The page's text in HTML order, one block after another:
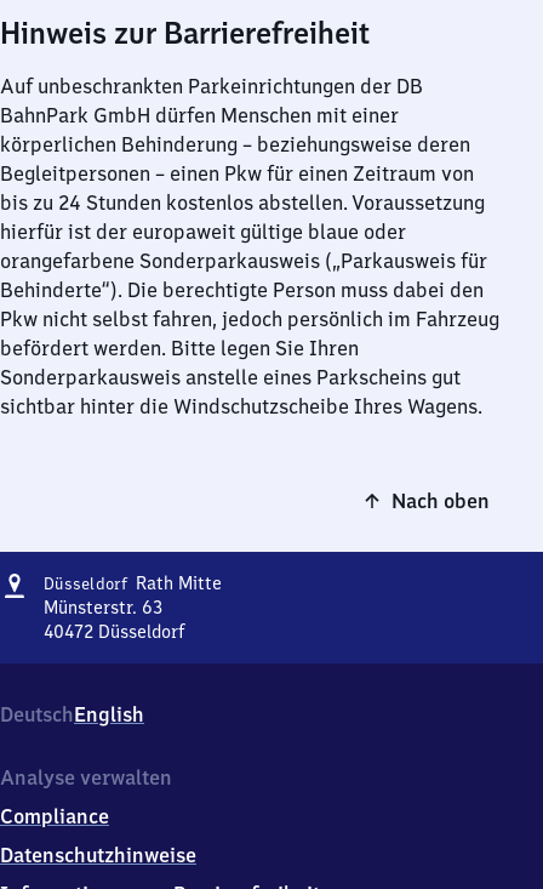
Hinweis zur Barrierefreiheit
Auf unbeschrankten Parkeinrichtungen der DB
BahnPark GmbH dürfen Menschen mit einer
körperlichen Behinderung – beziehungsweise deren
Begleitpersonen – einen Pkw für einen Zeitraum von
bis zu 24 Stunden kostenlos abstellen. Voraussetzung
hierfür ist der europaweit gültige blaue oder
orangefarbene Sonderparkausweis („Parkausweis für
Behinderte“). Die berechtigte Person muss dabei den
Pkw nicht selbst fahren, jedoch persönlich im Fahrzeug
befördert werden. Bitte legen Sie Ihren
Sonderparkausweis anstelle eines Parkscheins gut
sichtbar hinter die Windschutzscheibe Ihres Wagens.
Nach oben
Adresse
Düsseldorf Rath MitteDüsseldorf-
Münsterstr. 63
40472 Düsseldorf
Mitte,
Münsterstr.
4
4
7
DeutschEnglish
Analyse verwalten
Compliance
Datenschutzhinweise